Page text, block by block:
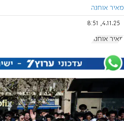
מאיר אוחנה
4.11.25, 8:51
מאיר אוחנה